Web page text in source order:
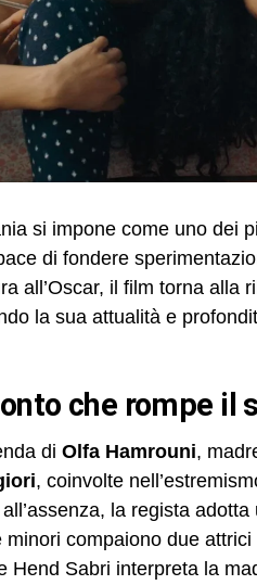
si impone come uno dei
di fondere
all’Oscar, il film torna alla
la sua attualità e
che rompe il
di Olfa Hamrouni,
, coinvolte
la regista
compaiono due
Hend Sabri interpreta la